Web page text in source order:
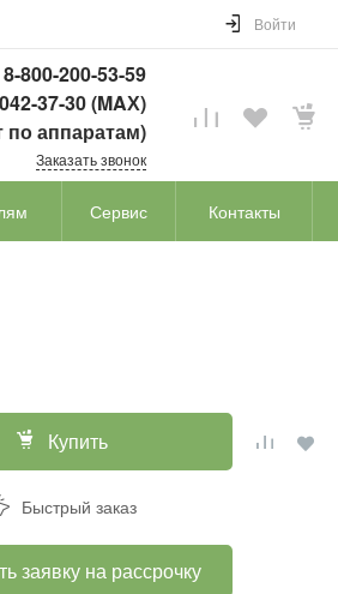
Войти
8-800-200-53-59
37-30 (MAХ)
по аппаратам)
Заказать звонок
Сервис Контакты
Купить
Быстрый заказ
заявку на рассрочку